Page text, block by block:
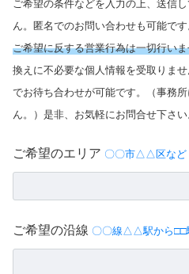
ん。匿名でのお問い合わせも可能です
ご希望に反する営業行為は一切行い
換えに不必要な個人情報を受取りま
でお待ち合わせが可能です。（事務
ん。）是非、お気軽にお問合せ下さい
ご希望のエリア 〇〇市△△区など
ご希望の沿線 〇〇線△△駅から□□